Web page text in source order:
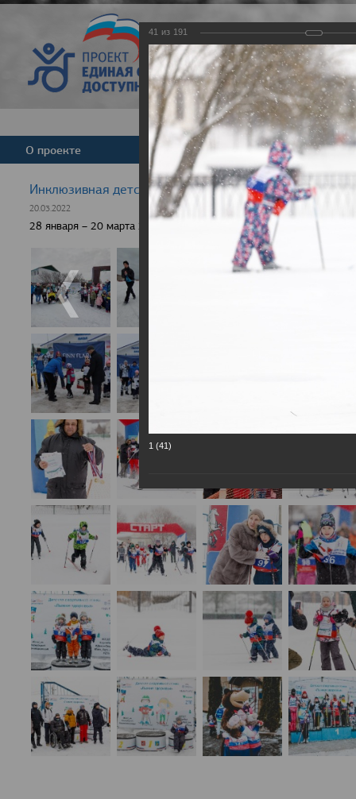
Версия для
О проекте Команда Новости
Инклюзивная детская гонка "Лыжня здоровья" 2022
20.03.2022
28 января – 20 марта 2022 г., 10 населенных пунктов России,
41 из 191
1 (41)